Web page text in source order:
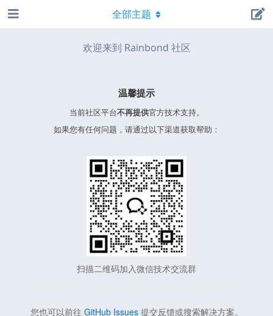
欢迎来到 Rainbond 社区
温馨提示
当前社区平台不再提供官方技术支持。
如果您有任何问题，请通过以下渠道获取帮助：
扫描二维码加入微信技术交流群
您也可以前往 GitHub Issues提交反馈或搜索解决方案。
全部主题